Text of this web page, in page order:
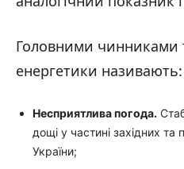
Головними чинниками
енергетики називають:
Несприятлива погода.
дощі у частині західних та
України;